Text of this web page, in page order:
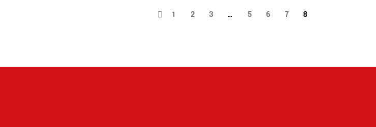
1 2 3 … 5 6 7 8